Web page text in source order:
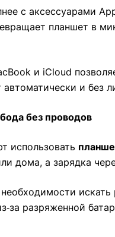
с аксессуарами
планшет в
и iCloud
и без
без проводов
использовать
дома, а зарядка
разряженной